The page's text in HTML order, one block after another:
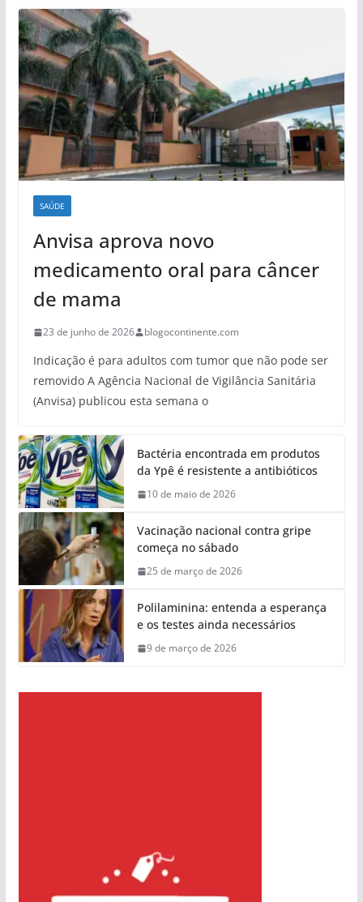
SAÚDE
Anvisa aprova novo
medicamento oral para câncer
de mama
23 de junho de 2026 blogocontinente.com
Indicação é para adultos com tumor que não pode ser
removido A Agência Nacional de Vigilância Sanitária
(Anvisa) publicou esta semana o
Bactéria encontrada em produtos
da Ypê é resistente a antibióticos
10 de maio de 2026
Vacinação nacional contra gripe
começa no sábado
25 de março de 2026
Polilaminina: entenda a esperança
e os testes ainda necessários
9 de março de 2026